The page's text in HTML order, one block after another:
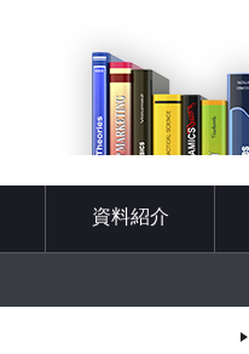
資料紹介